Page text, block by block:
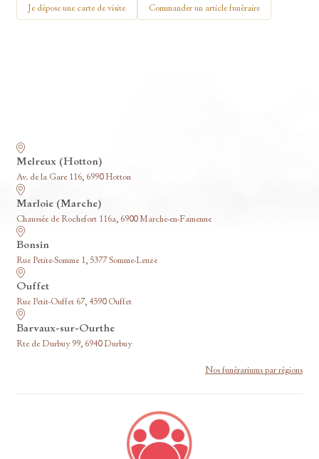
Je dépose une carte de visite Commander un article funéraire
Melreux (Hotton)
Av. de la Gare 116, 6990 Hotton
Marloie (Marche)
Chaussée de Rochefort 116a, 6900 Marche-en-Famenne
Bonsin
Rue Petite-Somme 1, 5377 Somme-Leuze
Ouffet
Rue Petit-Ouffet 67, 4590 Ouffet
Barvaux-sur-Ourthe
Rte de Durbuy 99, 6940 Durbuy
Nos funérariums par régions